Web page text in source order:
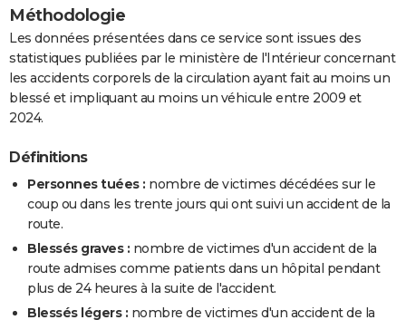
Méthodologie
Les données présentées dans ce service sont issues des
statistiques publiées par le ministère de l'Intérieur concernant
les accidents corporels de la circulation ayant fait au moins un
blessé et impliquant au moins un véhicule entre 2009 et
2024.
Définitions
Personnes tuées : nombre de victimes décédées sur le
coup ou dans les trente jours qui ont suivi un accident de la
route.
Blessés graves : nombre de victimes d'un accident de la
route admises comme patients dans un hôpital pendant
plus de 24 heures à la suite de l'accident.
Blessés légers : nombre de victimes d'un accident de la